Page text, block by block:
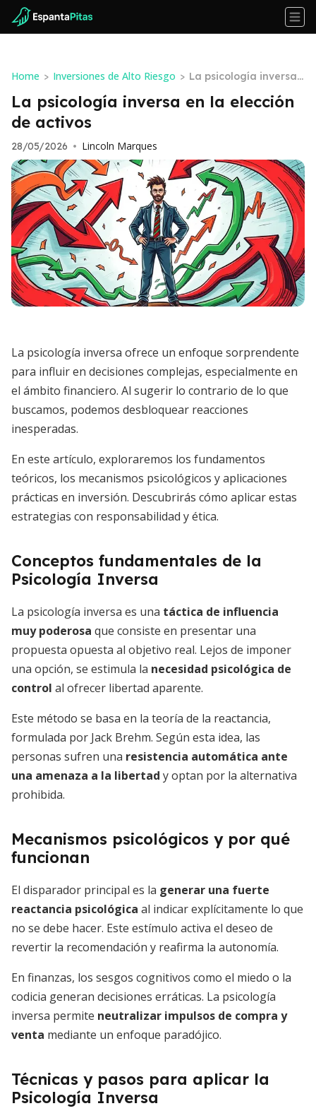
Home > Inversiones de Alto Riesgo > La psicología inversa
en la elección de activ
os
La psicología inversa en la elección
de activos
28/05/2026 • Lincoln Marques
La psicología inversa ofrece un enfoque sorprendente
para influir en decisiones complejas, especialmente en
el ámbito financiero. Al sugerir lo contrario de lo que
buscamos, podemos desbloquear reacciones
inesperadas.
En este artículo, exploraremos los fundamentos
teóricos, los mecanismos psicológicos y aplicaciones
prácticas en inversión. Descubrirás cómo aplicar estas
estrategias con responsabilidad y ética.
Conceptos fundamentales de la
Psicología Inversa
La psicología inversa es una táctica de influencia
muy poderosa que consiste en presentar una
propuesta opuesta al objetivo real. Lejos de imponer
una opción, se estimula la necesidad psicológica de
control al ofrecer libertad aparente.
Este método se basa en la teoría de la reactancia,
formulada por Jack Brehm. Según esta idea, las
personas sufren una resistencia automática ante
una amenaza a la libertad y optan por la alternativa
prohibida.
Mecanismos psicológicos y por qué
funcionan
El disparador principal es la generar una fuerte
reactancia psicológica al indicar explícitamente lo que
no se debe hacer. Este estímulo activa el deseo de
revertir la recomendación y reafirma la autonomía.
En finanzas, los sesgos cognitivos como el miedo o la
codicia generan decisiones erráticas. La psicología
inversa permite neutralizar impulsos de compra y
venta mediante un enfoque paradójico.
Técnicas y pasos para aplicar la
Psicología Inversa